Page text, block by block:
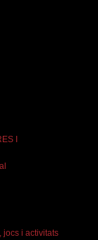
I
jocs i activitats